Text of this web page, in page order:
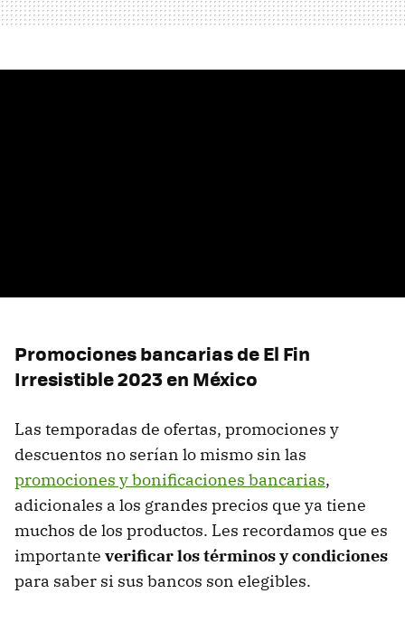
Promociones bancarias de El Fin
Irresistible 2023 en México
Las temporadas de ofertas, promociones y
descuentos no serían lo mismo sin las
promociones y bonificaciones bancarias,
adicionales a los grandes precios que ya tiene
muchos de los productos. Les recordamos que es
importante verificar los términos y condiciones
para saber si sus bancos son elegibles.